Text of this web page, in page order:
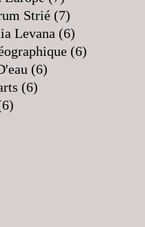
Strié (7)
Levana (6)
(6)
(6)
(6)